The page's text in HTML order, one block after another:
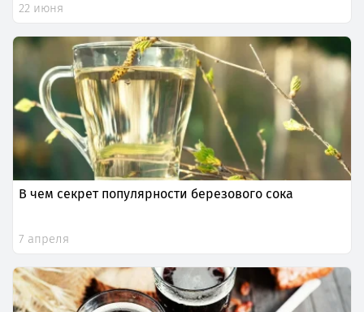
22 июня
В чем секрет популярности березового сока
7 апреля